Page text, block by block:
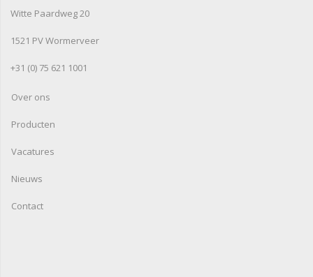
Witte Paardweg 20
1521 PV Wormerveer
+31 (0) 75 621 1001
Over ons
Producten
Vacatures
Nieuws
Contact